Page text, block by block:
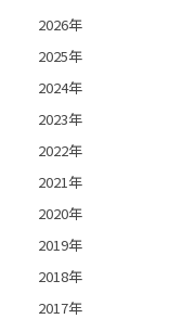
2026年
2025年
2024年
2023年
2022年
2021年
2020年
2019年
2018年
2017年